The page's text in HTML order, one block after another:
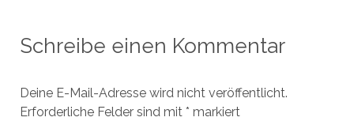
Schreibe einen Kommentar
Deine E-Mail-Adresse wird nicht veröffentlicht.
Erforderliche Felder sind mit * markiert